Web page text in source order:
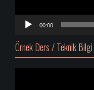
00:00
Örnek Ders / Teknik Bilgi